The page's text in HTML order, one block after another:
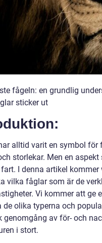
fågeln: en grundlig
sticker ut
alltid varit en symbol
storlekar. Men en
I denna artikel kommer
vilka fåglar som är de
Vi kommer att ge
de olika typerna och
genomgång av för- och
i stort.